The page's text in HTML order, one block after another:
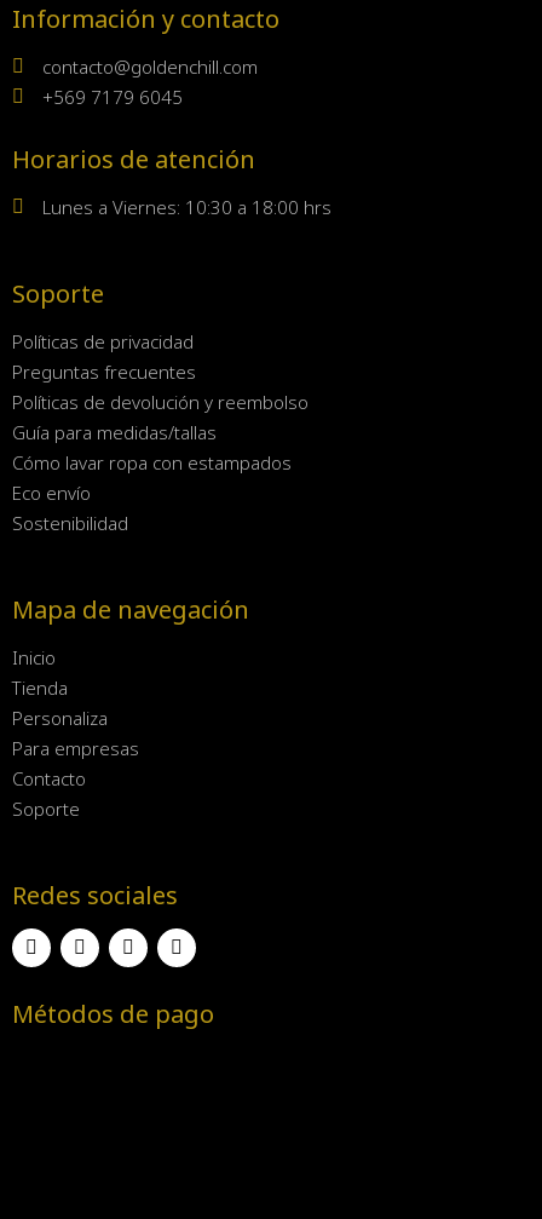
Información y contacto
contacto@goldenchill.com
+569 7179 6045
Horarios de atención
Lunes a Viernes: 10:30 a 18:00 hrs
Soporte
Políticas de privacidad
Preguntas frecuentes
Políticas de devolución y reembolso
Guía para medidas/tallas
Cómo lavar ropa con estampados
Eco envío
Sostenibilidad
Mapa de navegación
Inicio
Tienda
Personaliza
Para empresas
Contacto
Soporte
Redes sociales
Métodos de pago